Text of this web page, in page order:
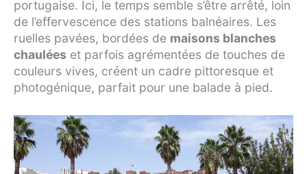
portugaise. Ici, le temps semble s’être arrêté, loin
de l’effervescence des stations balnéaires. Les
ruelles pavées, bordées de maisons blanches
chaulées et parfois agrémentées de touches de
couleurs vives, créent un cadre pittoresque et
photogénique, parfait pour une balade à pied.